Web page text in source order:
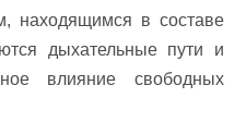
находящимся в составе
дыхательные пути и
влияние свободных